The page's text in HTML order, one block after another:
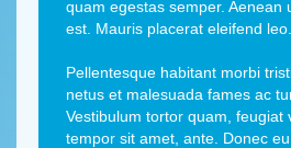
quam egestas semper. Aenean
est. Mauris placerat eleifend leo.
Pellentesque habitant morbi
netus et malesuada fames ac
Vestibulum tortor quam, feugiat
tempor sit amet, ante. Donec